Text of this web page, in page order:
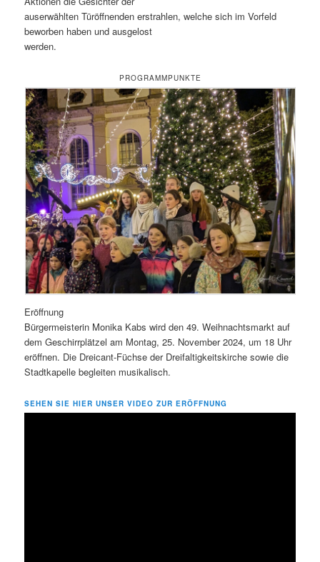
auserwählten Türöffnenden erstrahlen, welche sich im Vorfeld
beworben haben und ausgelost
werden.
PROGRAMMPUNKTE
Eröffnung
Bürgermeisterin Monika Kabs wird den 49. Weihnachtsmarkt auf
dem Geschirrplätzel am Montag, 25. November 2024, um 18 Uhr
eröffnen. Die Dreicant-Füchse der Dreifaltigkeitskirche sowie die
Stadtkapelle begleiten musikalisch.
SEHEN SIE HIER UNSER VIDEO ZUR ERÖFFNUNG